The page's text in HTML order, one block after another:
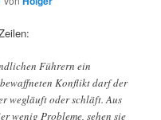
Führern ein
Konflikt darf der
wegläuft oder schläft. Aus
wenig Probleme, sehen sie